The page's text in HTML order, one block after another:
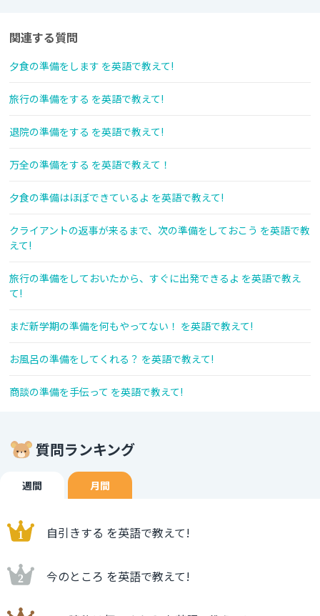
関連する質問
夕食の準備をします を英語で教えて!
旅行の準備をする を英語で教えて!
退院の準備をする を英語で教えて!
万全の準備をする を英語で教えて！
夕食の準備はほぼできているよ を英語で教えて!
クライアントの返事が来るまで、次の準備をしておこう を英語で教
えて!
旅行の準備をしておいたから、すぐに出発できるよ を英語で教え
て!
まだ新学期の準備を何もやってない！ を英語で教えて!
お風呂の準備をしてくれる？ を英語で教えて!
商談の準備を手伝って を英語で教えて!
質問ランキング
週間 月間
自引きする を英語で教えて!
今のところ を英語で教えて!